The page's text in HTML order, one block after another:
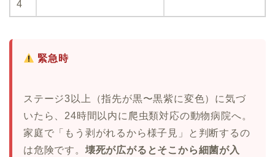
4
緊急時
ステージ3以上（指先が黒〜黒紫に変色）に気づ
いたら、24時間以内に爬虫類対応の動物病院へ。
家庭で「もう剥がれるから様子見」と判断するの
は危険です。 壊死が広がるとそこから細菌が入